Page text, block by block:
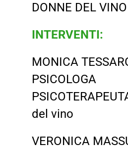
DONNE DEL VINO
INTERVENTI:
MONICA
PSICOLOGA
del vino
VERONICA